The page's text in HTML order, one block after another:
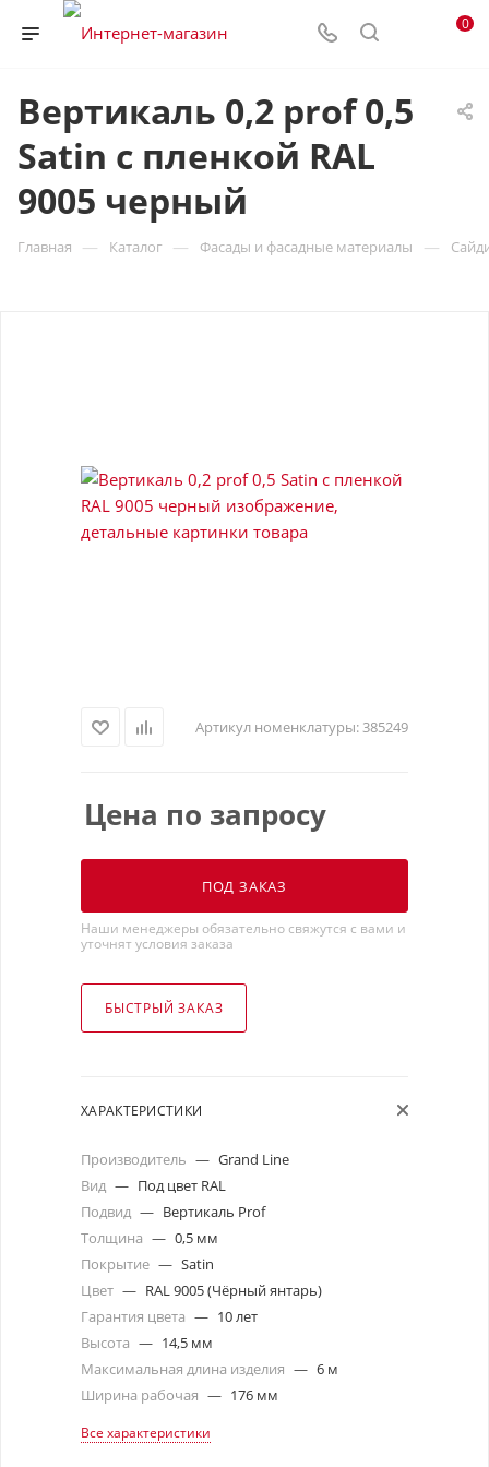
0
Вертикаль 0,2 prof 0,5
Satin с пленкой RAL
9005 черный
Главная — Каталог — Фасады и фасадные материалы —
Артикул номенклатуры:385249
Цена по запросу
ПОД ЗАКАЗ
Наши менеджеры обязательно свяжутся с вами и
уточнят условия заказа
БЫСТРЫЙ ЗАКАЗ
ХАРАКТЕРИСТИКИ
Производитель — Grand Line
Вид — Под цвет RAL
Подвид — Вертикаль Prof
Толщина — 0,5 мм
Покрытие — Satin
Цвет — RAL 9005 (Чёрный янтарь)
Гарантия цвета — 10 лет
Высота — 14,5 мм
Максимальная длина изделия — 6 м
Ширина рабочая — 176 мм
Все характеристики